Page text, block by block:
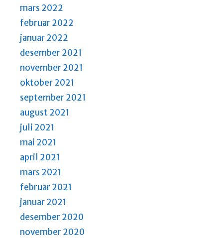
mars 2022
februar 2022
januar 2022
desember 2021
november 2021
oktober 2021
september 2021
august 2021
juli 2021
mai 2021
april 2021
mars 2021
februar 2021
januar 2021
desember 2020
november 2020